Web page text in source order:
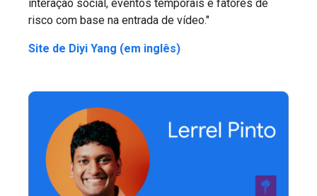
interação social, eventos temporais e fatores de
risco com base na entrada de vídeo."
Site de Diyi Yang (em inglês)